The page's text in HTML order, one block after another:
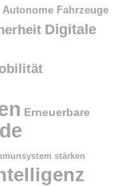
Autonome Fahrzeuge
Digitale
Erneuerbare
stärken